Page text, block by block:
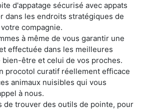
d'appatage sécurisé avec appats
dans les endroits stratégiques de
compagnie.
à même de vous garantir une
effectuée dans les meilleures
être et celui de vos proches.
procotol curatif réellement efficace
animaux nuisibles qui vous
à nous.
de trouver des outils de pointe, pour